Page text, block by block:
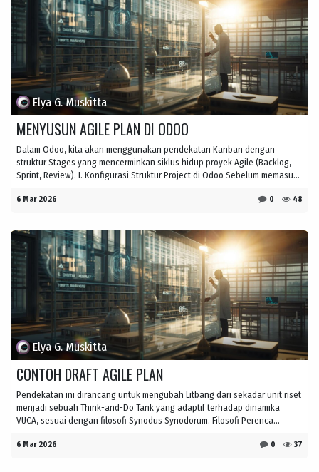
Elya G. Muskitta
MENYUSUN AGILE PLAN DI ODOO
Dalam Odoo, kita akan menggunakan pendekatan Kanban dengan
struktur Stages yang mencerminkan siklus hidup proyek Agile (Backlog,
Sprint, Review). I. Konfigurasi Struktur Project di Odoo Sebelum memasu...
6 Mar 2026 0 48
Elya G. Muskitta
CONTOH DRAFT AGILE PLAN
Pendekatan ini dirancang untuk mengubah Litbang dari sekadar unit riset
menjadi sebuah Think-and-Do Tank yang adaptif terhadap dinamika
VUCA, sesuai dengan filosofi Synodus Synodorum. Filosofi Perenca...
6 Mar 2026 0 37